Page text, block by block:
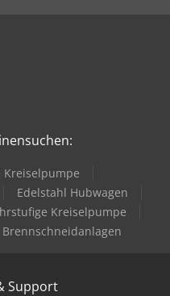
Kreiselpumpe
Edelstahl Hubwagen
Kreiselpumpe
Brennschneidanlagen
Support